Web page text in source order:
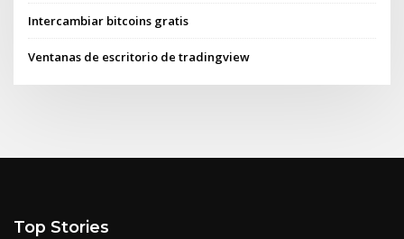
Intercambiar bitcoins gratis
Ventanas de escritorio de tradingview
Top Stories